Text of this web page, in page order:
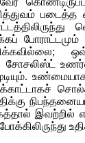
;
சோசலிஸ்ட்
இவற்றில்